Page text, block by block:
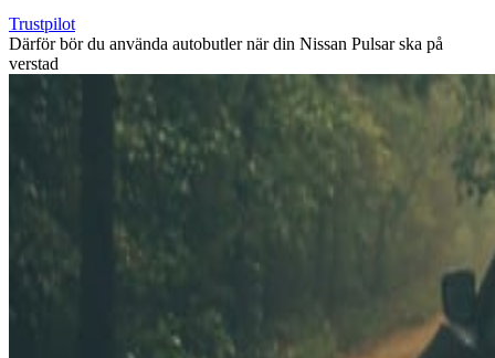
Trustpilot
Därför bör du använda autobutler när din Nissan Pulsar ska på
verstad